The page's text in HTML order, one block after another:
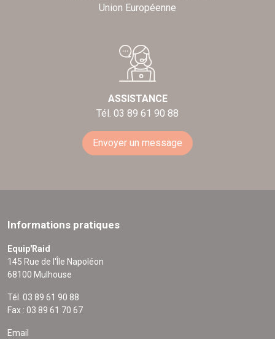
Union Européenne
ASSISTANCE
Tél. 03 89 61 90 88
Envoyer un message
Informations pratiques
Equip'Raid
145 Rue de l'Île Napoléon
68100 Mulhouse
Tél. 03 89 61 90 88
Fax : 03 89 61 70 67
Email